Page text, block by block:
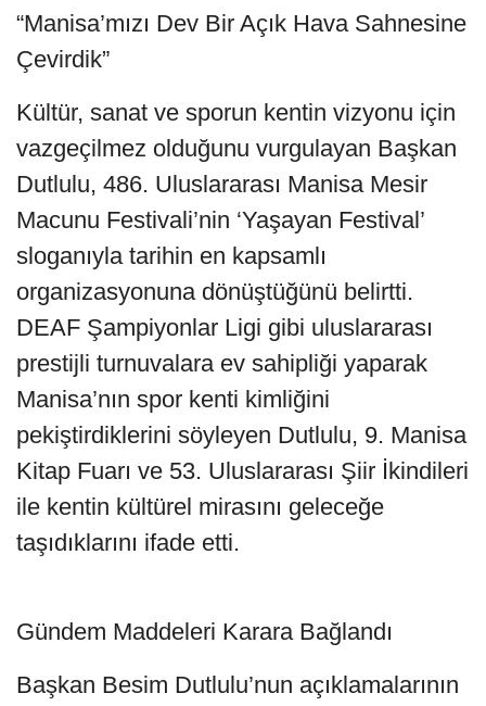
“Manisa’mızı Dev Bir Açık Hava Sahnesine
Çevirdik”
Kültür, sanat ve sporun kentin vizyonu için
vazgeçilmez olduğunu vurgulayan Başkan
Dutlulu, 486. Uluslararası Manisa Mesir
Macunu Festivali’nin ‘Yaşayan Festival’
sloganıyla tarihin en kapsamlı
organizasyonuna dönüştüğünü belirtti.
DEAF Şampiyonlar Ligi gibi uluslararası
prestijli turnuvalara ev sahipliği yaparak
Manisa’nın spor kenti kimliğini
pekiştirdiklerini söyleyen Dutlulu, 9. Manisa
Kitap Fuarı ve 53. Uluslararası Şiir İkindileri
ile kentin kültürel mirasını geleceğe
taşıdıklarını ifade etti.
Gündem Maddeleri Karara Bağlandı
Başkan Besim Dutlulu’nun açıklamalarının